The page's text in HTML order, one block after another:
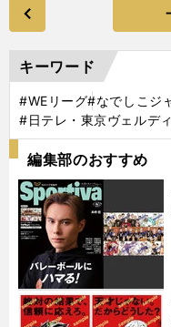
キーワード
#WEリーグ#なでしこジ
#日テレ・東京ヴェルデ
編集部のおすすめ